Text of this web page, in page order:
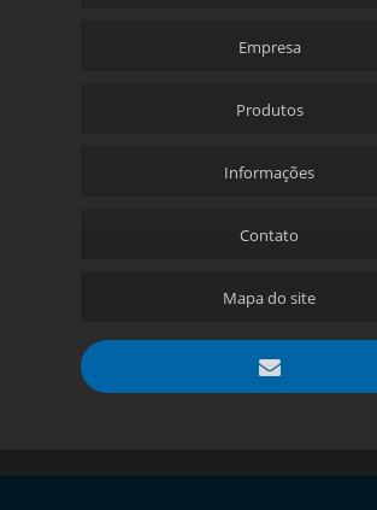
Empresa
Produtos
Informações
Contato
Mapa do site